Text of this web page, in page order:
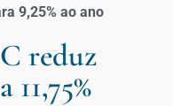
9,25% ao ano
reduz